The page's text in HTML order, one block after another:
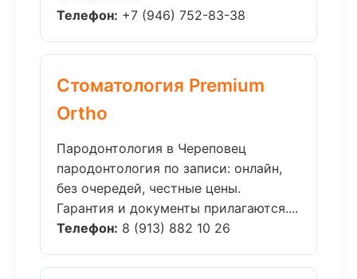
Телефон: +7 (946) 752-83-38
Стоматология Premium
Ortho
Пародонтология в Череповец
пародонтология по записи: онлайн,
без очередей, честные цены.
Гарантия и документы прилагаются....
Телефон: 8 (913) 882 10 26